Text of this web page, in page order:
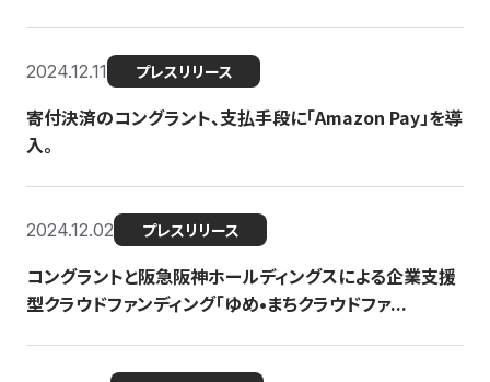
2024.12.11 プレスリリース
寄付決済のコングラント、支払手段に「Amazon Pay」を導
入。
2024.12.02 プレスリリース
コングラントと阪急阪神ホールディングスによる企業支援
型クラウドファンディング「ゆめ•まちクラウドファ...